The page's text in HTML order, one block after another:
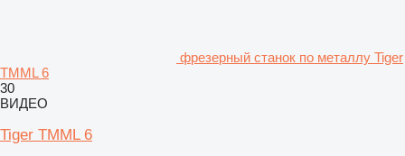
фрезерный станок по металлу Tiger
TMML 6
30
ВИДЕО
Tiger TMML 6